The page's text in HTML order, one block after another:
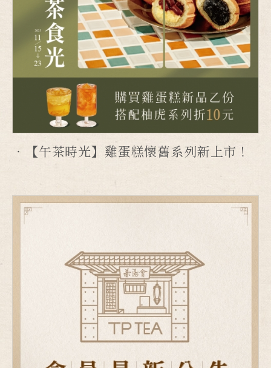
【午茶時光】雞蛋糕懷舊系列新上市！